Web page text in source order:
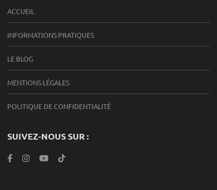
ACCUEIL
INFORMATIONS PRATIQUES
LE BLOG
MENTIONS LÉGALES
POLITIQUE DE CONFIDENTIALITÉ
SUIVEZ-NOUS SUR :